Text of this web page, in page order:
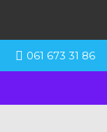
061 673 31 86